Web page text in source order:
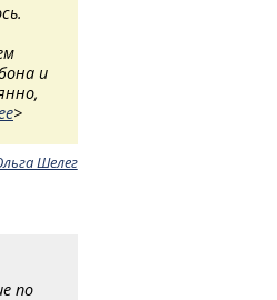
и
>
Шелег
по